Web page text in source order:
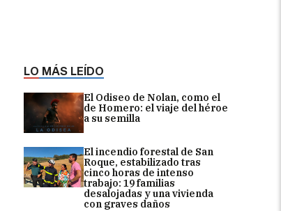
LO MÁS LEÍDO
El Odiseo de Nolan, como el
de Homero: el viaje del héroe
a su semilla
El incendio forestal de San
Roque, estabilizado tras
cinco horas de intenso
trabajo: 19 familias
desalojadas y una vivienda
con graves daños